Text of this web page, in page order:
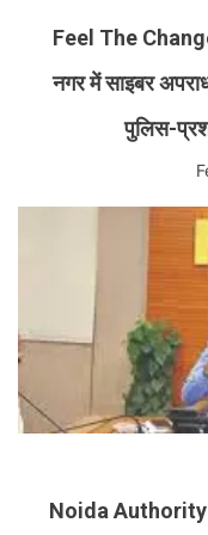
Feel The
नगर में साइबर
पुलिस-
Noida Authority